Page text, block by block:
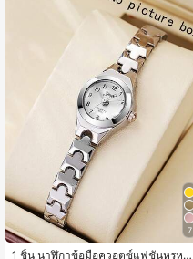
7
1 ชิ้น นาฬิกาข้อมือควอตซ์แฟชั่นหรูหร